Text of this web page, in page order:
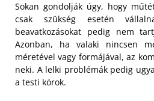
Sokan gondolják úgy, hogy
csak szükség esetén
beavatkozásokat pedig nem
Azonban, ha valaki nincsen
méretével vagy formájával, az
neki. A lelki problémák pedig
a testi kórok.